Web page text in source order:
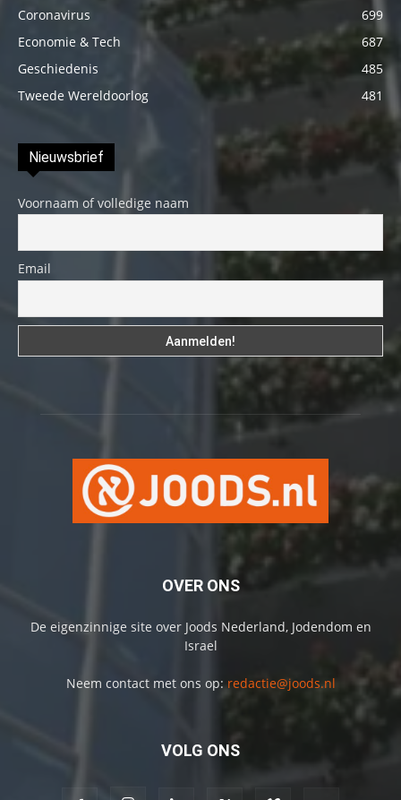
Coronavirus
699
Economie & Tech
687
Geschiedenis
485
Tweede Wereldoorlog
481
Nieuwsbrief
Voornaam of volledige naam
Email
OVER ONS
De eigenzinnige site over Joods Nederland, Jodendom en
Israel
Neem contact met ons op: redactie@joods.nl
VOLG ONS